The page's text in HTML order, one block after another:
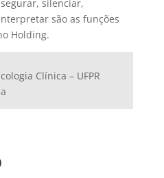
silenciar,
são as funções
Holding.
Clínica – UFPR